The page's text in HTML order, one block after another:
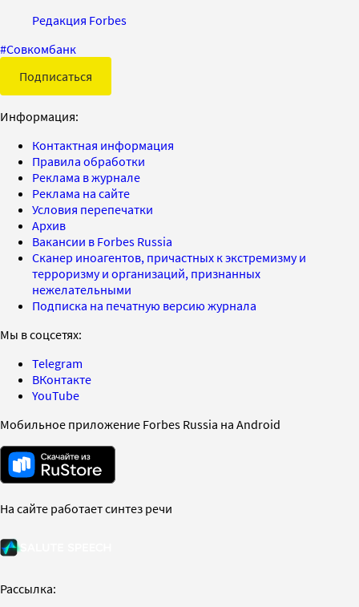
Редакция Forbes
#Совкомбанк
Подписаться
Информация:
Контактная информация
Правила обработки
Реклама в журнале
Реклама на сайте
Условия перепечатки
Архив
Вакансии в Forbes Russia
Сканер иноагентов, причастных к экстремизму и
терроризму и организаций, признанных
нежелательными
Подписка на печатную версию журнала
Мы в соцсетях:
Telegram
ВКонтакте
YouTube
Мобильное приложение Forbes Russia на Android
На сайте работает синтез речи
Рассылка: